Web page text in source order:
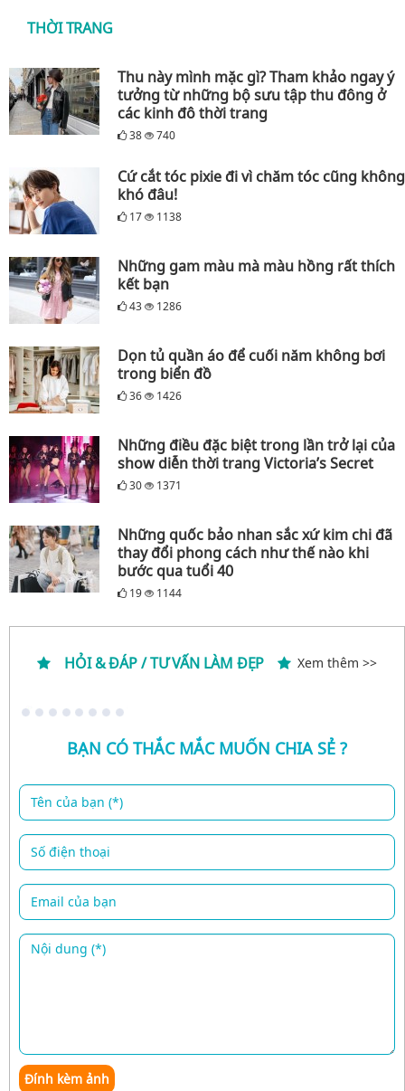
THỜI TRANG
Thu này mình mặc gì? Tham khảo ngay ý
tưởng từ những bộ sưu tập thu đông ở
các kinh đô thời trang
38 740
Cứ cắt tóc pixie đi vì chăm tóc cũng không
khó đâu!
17 1138
Những gam màu mà màu hồng rất thích
kết bạn
43 1286
Dọn tủ quần áo để cuối năm không bơi
trong biển đồ
36 1426
Những điều đặc biệt trong lần trở lại của
show diễn thời trang Victoria’s Secret
30 1371
Những quốc bảo nhan sắc xứ kim chi đã
thay đổi phong cách như thế nào khi
bước qua tuổi 40
19 1144
HỎI & ĐÁP / TƯ VẤN LÀM ĐẸP Xem thêm >>
BẠN CÓ THẮC MẮC MUỐN CHIA SẺ ?
Đính kèm ảnh